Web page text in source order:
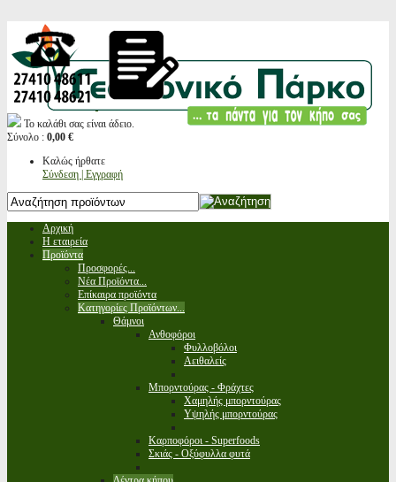
Το καλάθι σας είναι άδειο.
Σύνολο : 0,00 €
Καλώς ήρθατε
Σύνδεση | Εγγραφή
Αρχική
Η εταιρεία
Προϊόντα
Προσφορές...
Νέα Προϊόντα...
Επίκαιρα προϊόντα
Κατηγορίες Προϊόντων...
Θάμνοι
Ανθοφόροι
Φυλλοβόλοι
Αειθαλείς
Μπορντούρας - Φράχτες
Χαμηλής μπορντούρας
Υψηλής μπορντούρας
Καρποφόροι - Superfoods
Σκιάς - Οξύφυλλα φυτά